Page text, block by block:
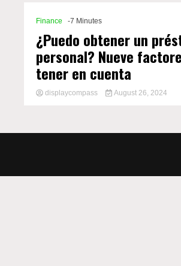
Finance -7 Minutes
¿Puedo obtener un
personal? Nueve
tener en cuenta
displaycompass August 26, 2024